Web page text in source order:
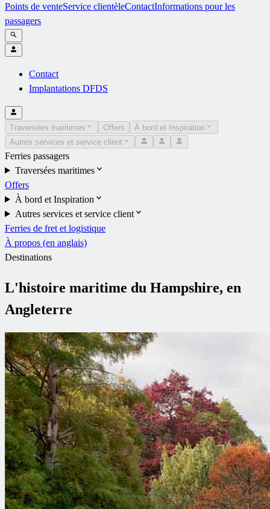
Points de venteService clientèleContactInformations pour les
passagers
Contact
Implantations DFDS
Traversées maritimes Offers
À bord et Inspiration
Autres services et service client
Ferries passagers
Traversées maritimes
Offers
À bord et Inspiration
Autres services et service client
Ferries de fret et logistique
À propos (en anglais)
Destinations
L'histoire maritime du Hampshire, en
Angleterre